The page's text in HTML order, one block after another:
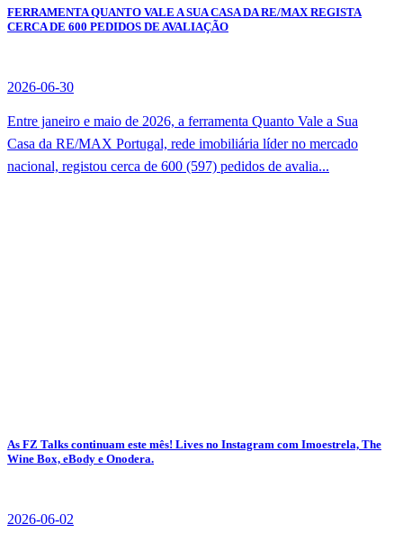
FERRAMENTA QUANTO VALE A SUA CASA DA RE/MAX REGISTA
CERCA DE 600 PEDIDOS DE AVALIAÇÃO
2026-06-30
Entre janeiro e maio de 2026, a ferramenta Quanto Vale a Sua
Casa da RE/MAX Portugal, rede imobiliária líder no mercado
nacional, registou cerca de 600 (597) pedidos de avalia...
As FZ Talks continuam este mês! Lives no Instagram com Imoestrela, The
Wine Box, eBody e Onodera.
2026-06-02